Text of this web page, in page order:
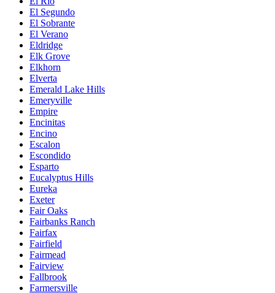
El Segundo
El Sobrante
El Verano
Eldridge
Elk Grove
Elkhorn
Elverta
Emerald Lake Hills
Emeryville
Empire
Encinitas
Encino
Escalon
Escondido
Esparto
Eucalyptus Hills
Eureka
Exeter
Fair Oaks
Fairbanks Ranch
Fairfax
Fairfield
Fairmead
Fairview
Fallbrook
Farmersville